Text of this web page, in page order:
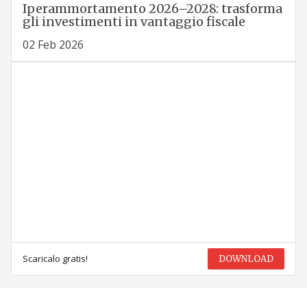
Iperammortamento 2026–2028: trasforma
gli investimenti in vantaggio fiscale
02 Feb 2026
Scaricalo gratis! DOWNLOAD